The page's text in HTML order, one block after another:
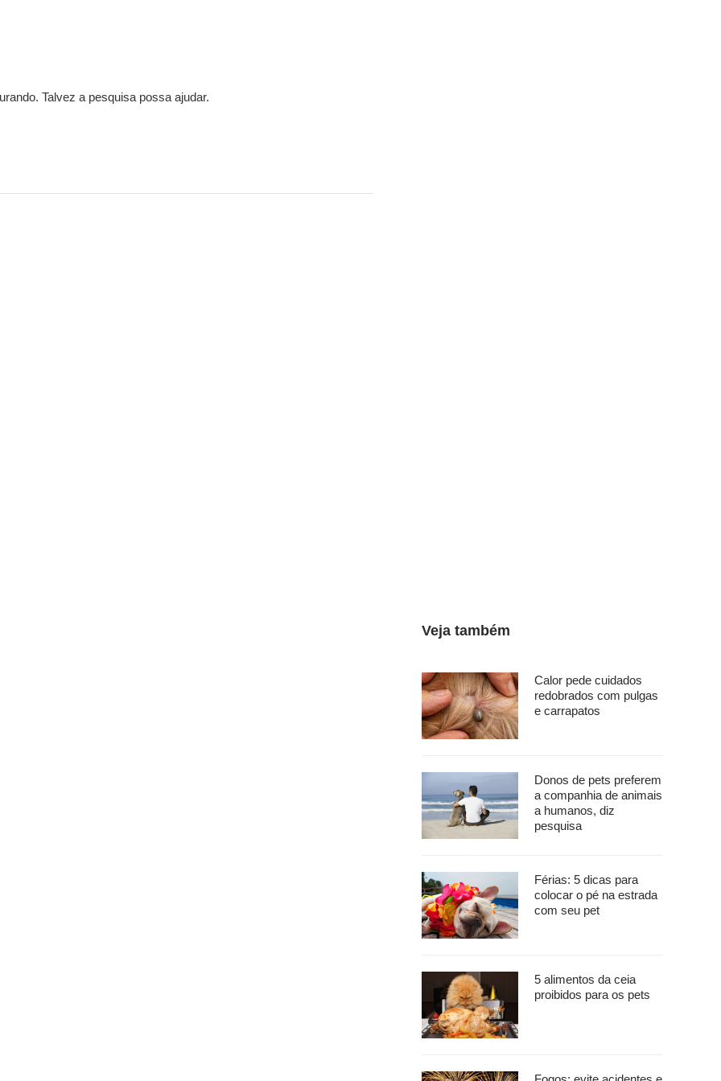
Talvez a pesquisa possa ajudar.
Veja também
Calor pede cuidados
redobrados com pulgas
e carrapatos
Donos de pets preferem
a companhia de animais
a humanos, diz
pesquisa
Férias: 5 dicas para
colocar o pé na estrada
com seu pet
5 alimentos da ceia
proibidos para os pets